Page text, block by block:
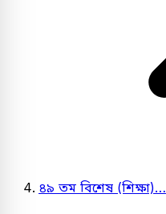
৪৯ তম বিশেষ (শিক্ষা)…